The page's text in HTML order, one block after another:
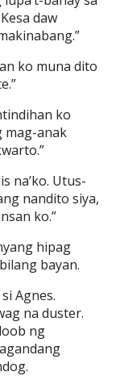
daw
ko muna dito
ko
mag-anak
na’ko. Utus-
nandito siya,
ko.”
hipag
bayan.
Agnes.
na duster.
ng